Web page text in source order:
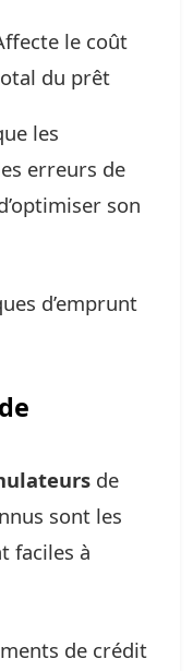
le coût
du prêt
les
erreurs de
son
d’emprunt
de
sont les
faciles à
de crédit